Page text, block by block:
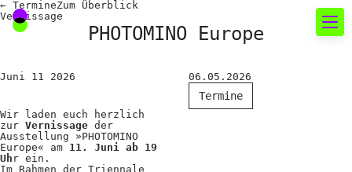
Neues rund um die
Das aktuelle Foto
News
← TermineZum Überblick
Vernissage
PHOTOMINO Europe
Juni 11 2026 06.05.2026
Termine
Wir laden euch herzlich
zur Vernissage der
Ausstellung »PHOTOMINO
Europe« am 11. Juni ab 19
Uh r ein.
Im Rahmen der Triennale